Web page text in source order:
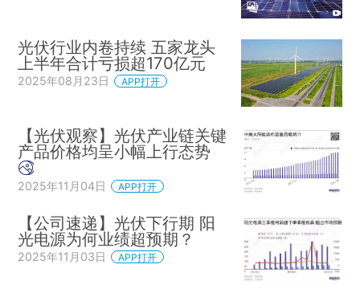
光伏行业内卷持续 五家龙头
上半年合计亏损超170亿元
2025年08月23日 APP打开
【光伏观察】光伏产业链关键
产品价格均呈小幅上行态势
2025年11月04日 APP打开
【公司速递】光伏下行期 阳
光电源为何业绩超预期？
2025年11月03日 APP打开